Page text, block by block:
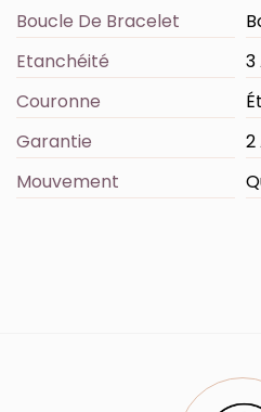
Boucle De Bracelet
Etanchéité
3
Couronne
Garantie
2
Mouvement